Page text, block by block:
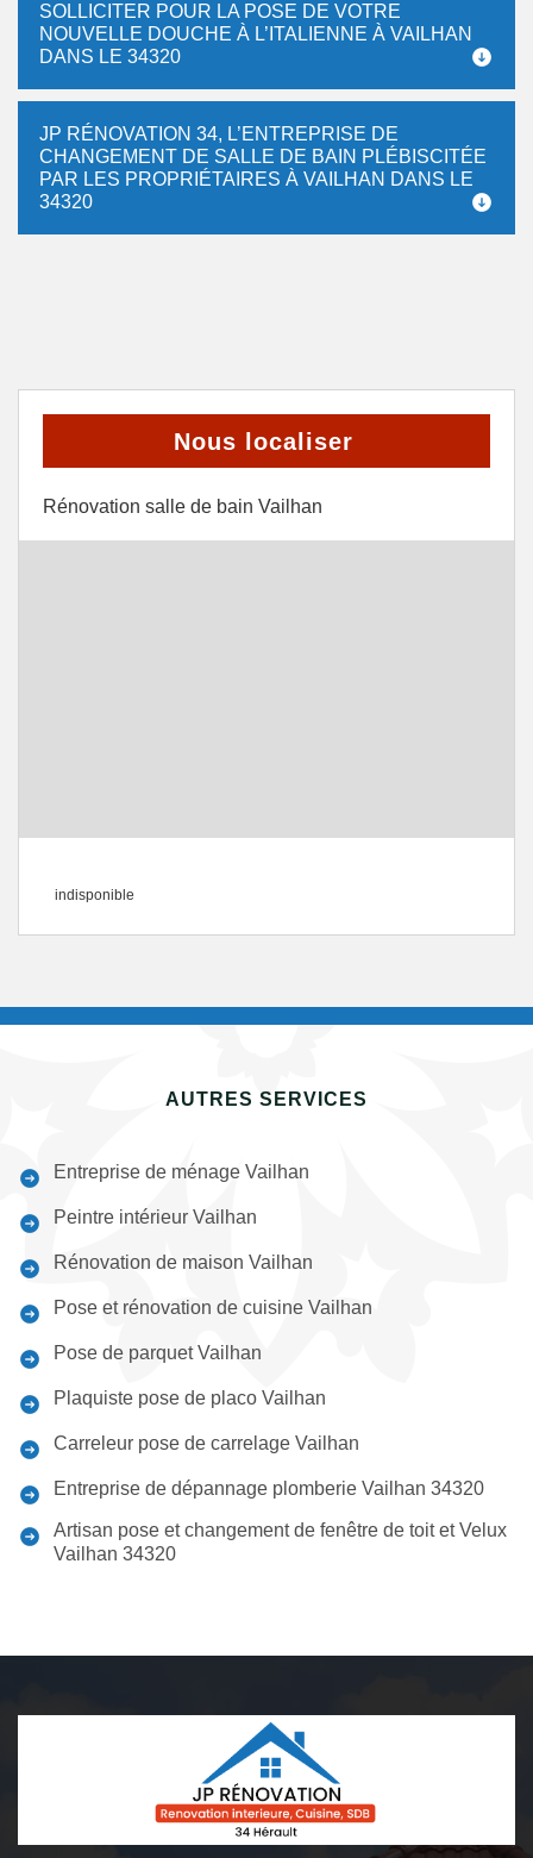
SOLLICITER POUR LA POSE DE VOTRE
NOUVELLE DOUCHE À L’ITALIENNE À VAILHAN
DANS LE 34320
JP RÉNOVATION 34, L’ENTREPRISE DE
CHANGEMENT DE SALLE DE BAIN PLÉBISCITÉE
PAR LES PROPRIÉTAIRES À VAILHAN DANS LE
34320
Nous localiser
Rénovation salle de bain Vailhan
indisponible
AUTRES SERVICES
Entreprise de ménage Vailhan
Peintre intérieur Vailhan
Rénovation de maison Vailhan
Pose et rénovation de cuisine Vailhan
Pose de parquet Vailhan
Plaquiste pose de placo Vailhan
Carreleur pose de carrelage Vailhan
Entreprise de dépannage plomberie Vailhan 34320
Artisan pose et changement de fenêtre de toit et Velux
Vailhan 34320